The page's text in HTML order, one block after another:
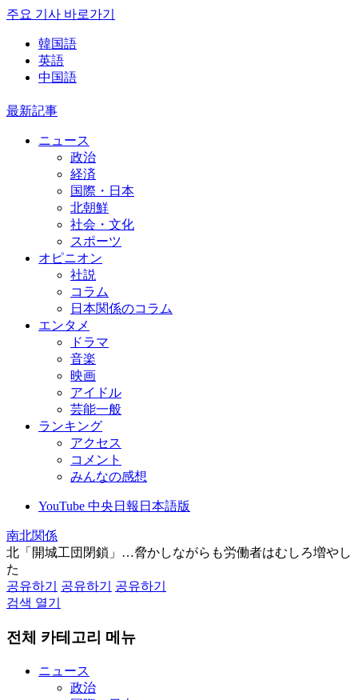
주요 기사 바로가기
韓国語
英語
中国語
最新記事
ニュース
政治
経済
国際・日本
北朝鮮
社会・文化
スポーツ
オピニオン
社説
コラム
日本関係のコラム
エンタメ
ドラマ
音楽
映画
アイドル
芸能一般
ランキング
アクセス
コメント
みんなの感想
YouTube 中央日報日本語版
南北関係
北「開城工団閉鎖」…脅かしながらも労働者はむしろ増やし
た
공유하기
공유하기
공유하기
검색 열기
전체 카테고리 메뉴
ニュース
政治